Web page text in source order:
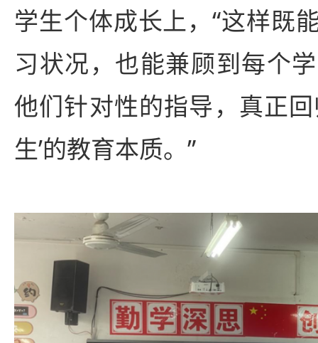
学生个体成长上，“这样既
习状况，也能兼顾到每个
他们针对性的指导，真正
生’的教育本质。”